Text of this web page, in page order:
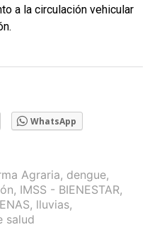
a la circulación vehicular
WhatsApp
Agraria, dengue,
, IMSS - BIENESTAR,
, lluvias,
salud